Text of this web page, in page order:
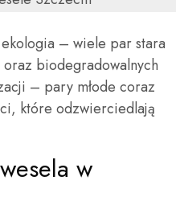
– wiele par stara
biodegradowalnych
– pary młode coraz
które odzwierciedlają
w